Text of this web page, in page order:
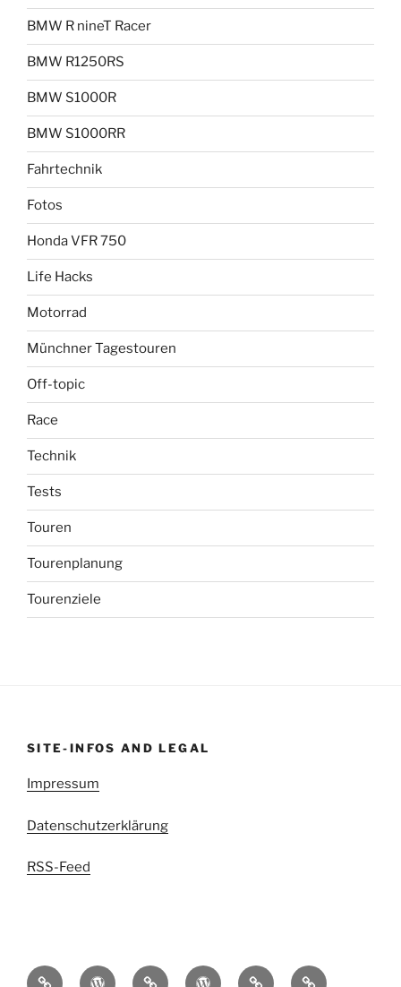
BMW R nineT Racer
BMW R1250RS
BMW S1000R
BMW S1000RR
Fahrtechnik
Fotos
Honda VFR 750
Life Hacks
Motorrad
Münchner Tagestouren
Off-topic
Race
Technik
Tests
Touren
Tourenplanung
Tourenziele
SITE-INFOS AND LEGAL
Impressum
Datenschutzerklärung
RSS-Feed
kettenritzel.ccGriesgram999
Mit EDIGIXXERBlindschleiche.CH
RedSpade